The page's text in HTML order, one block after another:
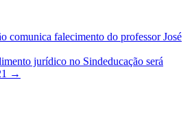
comunica falecimento do professor José
jurídico no Sindeducação será
→